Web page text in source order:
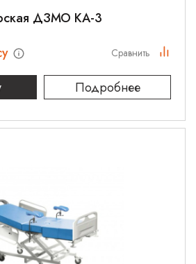
ДЗМО КА-3
Подробнее
Сравнить